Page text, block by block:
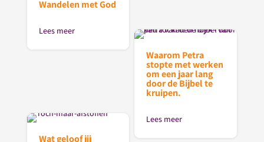
Wandelen met God
Lees meer
Waarom Petra
stopte met werken
om een jaar lang
door de Bijbel te
kruipen.
Lees meer
Wat geloof jij